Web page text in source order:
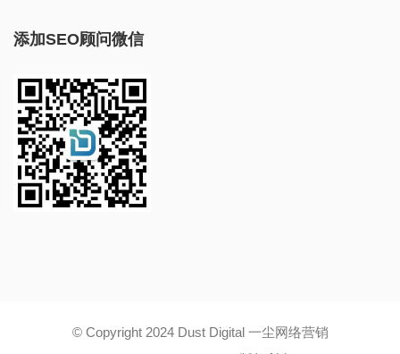
添加SEO顾问微信
© Copyright 2024 Dust Digital 一尘网络营销